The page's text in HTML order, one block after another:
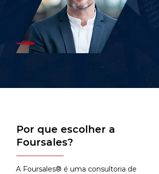
Por que escolher a
Foursales?
A Foursales® é uma consultoria de